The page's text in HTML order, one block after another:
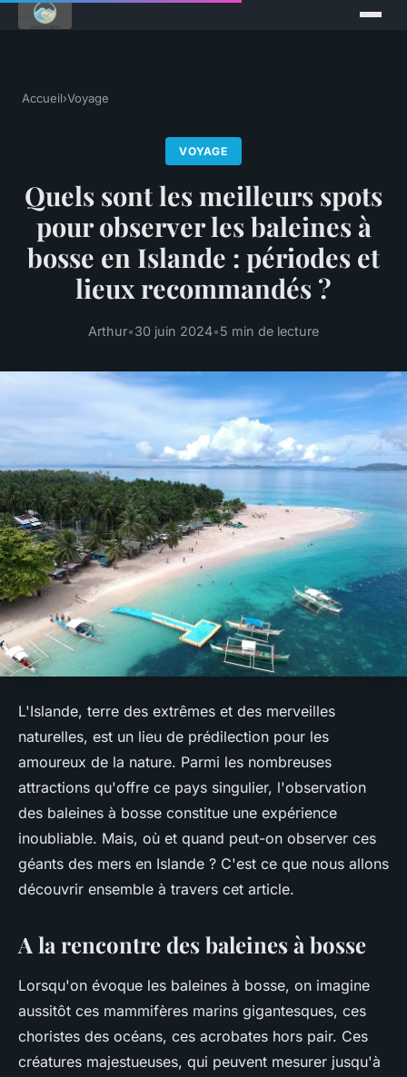
Accueil›Voyage
VOYAGE
Quels sont les meilleurs spots
pour observer les baleines à
bosse en Islande : périodes et
lieux recommandés ?
Arthur•30 juin 2024•5 min de lecture
L'Islande, terre des extrêmes et des merveilles
naturelles, est un lieu de prédilection pour les
amoureux de la nature. Parmi les nombreuses
attractions qu'offre ce pays singulier, l'observation
des baleines à bosse constitue une expérience
inoubliable. Mais, où et quand peut-on observer ces
géants des mers en Islande ? C'est ce que nous allons
découvrir ensemble à travers cet article.
A la rencontre des baleines à bosse
Lorsqu'on évoque les baleines à bosse, on imagine
aussitôt ces mammifères marins gigantesques, ces
choristes des océans, ces acrobates hors pair. Ces
créatures majestueuses, qui peuvent mesurer jusqu'à